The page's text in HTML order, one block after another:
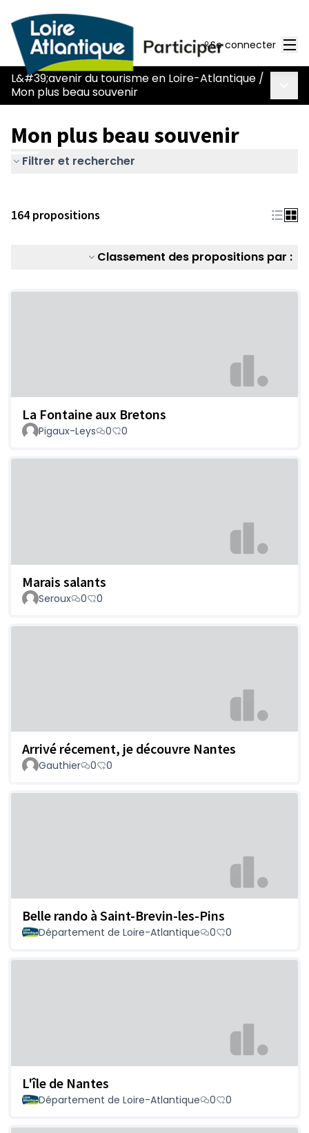
Se connecter
L&#39;avenir du tourisme en Loire-Atlantique /
Mon plus beau souvenir
Mon plus beau souvenir
Filtrer et rechercher
164 propositions
Classement des propositions par :
La Fontaine aux Bretons
Pigaux-Leys 0 0
Marais salants
Seroux 0 0
Arrivé récement, je découvre Nantes
Gauthier 0 0
Belle rando à Saint-Brevin-les-Pins
Département de Loire-Atlantique 0 0
L'île de Nantes
Département de Loire-Atlantique 0 0